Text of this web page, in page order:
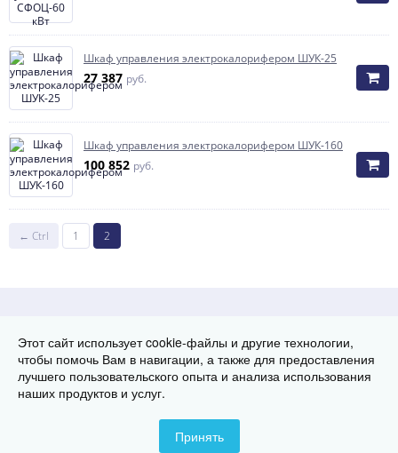
Шкаф управления электрокалорифером ШУК-25
27 387 руб.
Шкаф управления электрокалорифером ШУК-160
100 852 руб.
← Ctrl 1 2
© Группа заводов теплового оборудования «ТЭК», 2018-2026
Этот сайт использует cookie-файлы и другие технологии,
чтобы помочь Вам в навигации, а также для предоставления
лучшего пользовательского опыта и анализа использования
наших продуктов и услуг.
Принять